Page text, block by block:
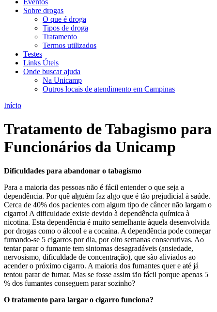
Eventos
Sobre drogas
O que é droga
Tipos de droga
Tratamento
Termos utilizados
Testes
Links Úteis
Onde buscar ajuda
Na Unicamp
Outros locais de atendimento em Campinas
Início
Tratamento de Tabagismo para
Funcionários da Unicamp
Dificuldades para abandonar o tabagismo
Para a maioria das pessoas não é fácil entender o que seja a
dependência. Por quê alguém faz algo que é tão prejudicial à saúde.
Cerca de 40% dos pacientes com algum tipo de câncer não largam o
cigarro! A dificuldade existe devido à dependência química à
nicotina. Esta dependência é muito semelhante àquela desenvolvida
por drogas como o álcool e a cocaína. A dependência pode começar
fumando-se 5 cigarros por dia, por oito semanas consecutivas. Ao
tentar parar o fumante tem sintomas desagradáveis (ansiedade,
nervosismo, dificuldade de concentração), que são aliviados ao
acender o próximo cigarro. A maioria dos fumantes quer e até já
tentou parar de fumar. Mas se fosse assim tão fácil porque apenas 5
% dos fumantes conseguem parar sozinho?
O tratamento para largar o cigarro funciona?